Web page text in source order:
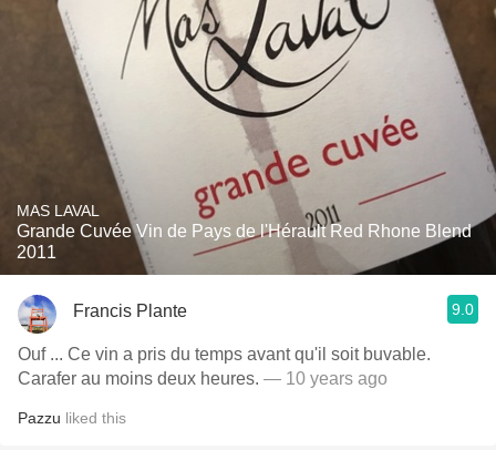
MAS LAVAL
Grande Cuvée Vin de Pays de l'Hérault Red Rhone Blend
2011
Francis Plante 9.0
Ouf ... Ce vin a pris du temps avant qu'il soit buvable.
Carafer au moins deux heures. — 10 years ago
Pazzu liked this